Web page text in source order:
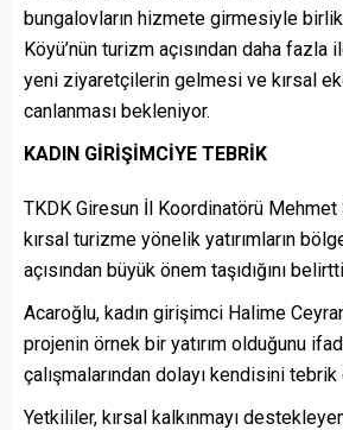
bungalovların hizmete girmesiyle
Köyü’nün turizm açısından daha
yeni ziyaretçilerin gelmesi ve kırsal
canlanması bekleniyor.
KADIN GİRİŞİMCİYE TEBRİK
TKDK Giresun İl Koordinatörü Mehmet
kırsal turizme yönelik yatırımların
açısından büyük önem taşıdığını
Acaroğlu, kadın girişimci Halime
projenin örnek bir yatırım olduğunu
çalışmalarından dolayı kendisini tebrik
Yetkililer, kırsal kalkınmayı